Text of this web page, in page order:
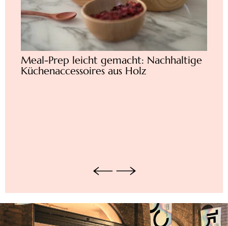
Meal-Prep leicht gemacht: Nachhaltige
Küchenaccessoires aus Holz